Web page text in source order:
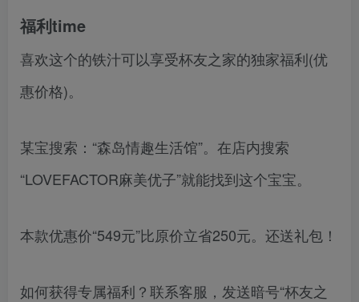
福利time
喜欢这个的铁汁可以享受杯友之家的独家福利(优
惠价格)。
某宝搜索：“森岛情趣生活馆”。在店内搜索
“LOVEFACTOR麻美优子”就能找到这个宝宝。
本款优惠价“549元”比原价立省250元。还送礼包！
如何获得专属福利？联系客服，发送暗号“杯友之